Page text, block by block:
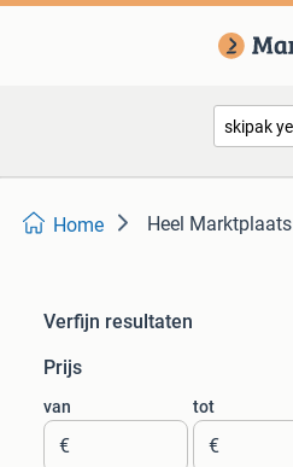
Home Heel Marktplaats
Verfijn resultaten
Prijs
van
€
tot
€